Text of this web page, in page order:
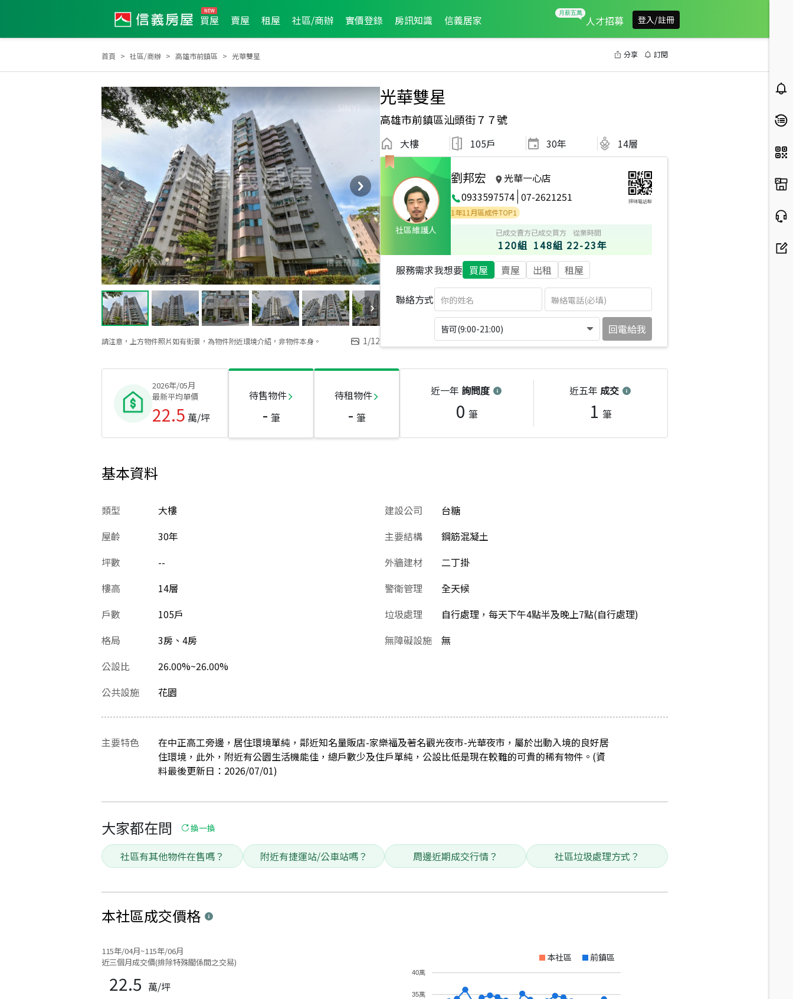
買屋 賣屋 租屋 社區/商辦 實價登錄 房訊知識 信義居家 人才招募 登入/註冊
首頁 社區/商辦 高雄市前鎮區 光華雙星 分享 訂閱
請注意，上方物件照片如有街景，為物件附近環境介紹，非物件本身。 1/12
光華雙星
高雄市前鎮區汕頭街７７號
大樓 105戶 30年 14層
社區維護人
劉邦宏
光華一心店
0933597574 07-2621251 掃碼電話聊
土地達人 2023年第3季度服務品質獎 2023年5月區成件TOP3 2021年12月區成件TOP1
2021年11月區成件TOP1
已成交賣方
120組
已成交買方
148組
從業時間
22-23年
服務需求我想要 買屋 賣屋 出租 租屋
聯絡方式
皆可(9:00-21:00) 回電給我
2026年/05月
最新平均單價
22.5 萬/坪
待售物件
- 筆
待租物件
- 筆
近一年 詢問度
0 筆
近五年 成交
1 筆
基本資料
類型
大樓
屋齡
30年
坪數
--
樓高
14層
戶數
105戶
格局
3房、4房
公設比
26.00%~26.00%
建設公司
台糖
主要結構
鋼筋混凝土
外牆建材
二丁掛
警衛管理
全天候
垃圾處理
自行處理，每天下午4點半及晚上7點(自行處理)
無障礙設施
無
公共設施 花園
主要特色
在中正高工旁邊，居住環境單純，鄰近知名量販店-家樂福及著名觀光夜市-光華夜市，屬於出動入境的良好居
住環境，此外，附近有公園生活機能佳，總戶數少及住戶單純，公設比低是現在較難的可貴的稀有物件。(資
料最後更新日：2026/07/01)
大家都在問 換一換
社區有其他物件在售嗎？ 附近有捷運站/公車站嗎？ 周邊近期成交行情？ 社區垃圾處理方式？
本社區成交價格
115年/04月~115年/06月
近三個月成交價(排除特殊關係間之交易)
22.5 萬/坪
本社區 前鎮區
35萬
40萬